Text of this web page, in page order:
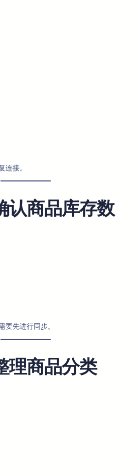
连接。
认商品库存数
要先进行同步。
理商品分类